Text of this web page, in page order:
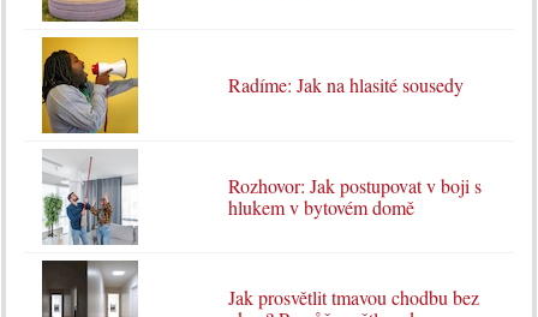
Radíme: Jak na hlasité sousedy
Rozhovor: Jak postupovat v boji s
hlukem v bytovém domě
Jak prosvětlit tmavou chodbu bez